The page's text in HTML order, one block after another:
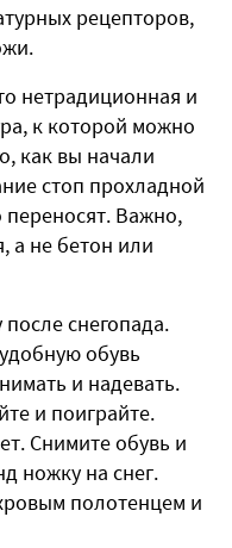
рецепторов,
нетрадиционная и
к которой можно
как вы начали
стоп прохладной
Важно,
а не бетон или
снегопада.
обувь
и надевать.
и поиграйте.
Снимите обувь и
ножку на снег.
полотенцем и